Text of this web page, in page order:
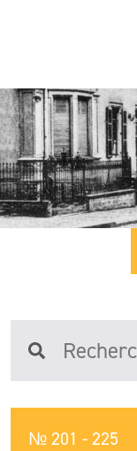
№ 201 - 225